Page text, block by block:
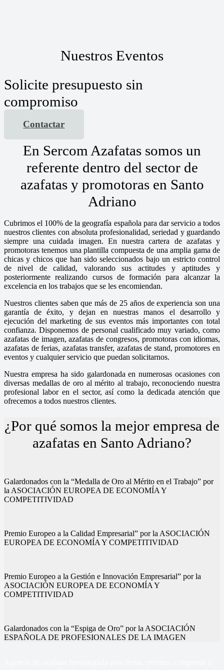
Nuestros Eventos
Solicite presupuesto sin
compromiso
Contactar
En Sercom Azafatas somos un
referente dentro del sector de
azafatas y promotoras en Santo
Adriano
Cubrimos el 100% de la geografía española para dar servicio a todos
nuestros clientes con absoluta profesionalidad, seriedad y guardando
siempre una cuidada imagen. En nuestra cartera de azafatas y
promotoras tenemos una plantilla compuesta de una amplia gama de
chicas y chicos que han sido seleccionados bajo un estricto control
de nivel de calidad, valorando sus actitudes y aptitudes y
posteriormente realizando cursos de formación para alcanzar la
excelencia en los trabajos que se les encomiendan.
Nuestros clientes saben que más de 25 años de experiencia son una
garantía de éxito, y dejan en nuestras manos el desarrollo y
ejecución del marketing de sus eventos más importantes con total
confianza. Disponemos de personal cualificado muy variado, como
azafatas de imagen, azafatas de congresos, promotoras con idiomas,
azafatas de ferias, azafatas transfer, azafatas de stand, promotores en
eventos y cualquier servicio que puedan solicitarnos.
Nuestra empresa ha sido galardonada en numerosas ocasiones con
diversas medallas de oro al mérito al trabajo, reconociendo nuestra
profesional labor en el sector, así como la dedicada atención que
ofrecemos a todos nuestros clientes.
¿Por qué somos la mejor empresa de
azafatas en Santo Adriano?
Galardonados con la “Medalla de Oro al Mérito en el Trabajo” por
la ASOCIACIÓN EUROPEA DE ECONOMÍA Y
COMPETITIVIDAD
Premio Europeo a la Calidad Empresarial” por la ASOCIACIÓN
EUROPEA DE ECONOMÍA Y COMPETITIVIDAD
Premio Europeo a la Gestión e Innovación Empresarial” por la
ASOCIACIÓN EUROPEA DE ECONOMÍA Y
COMPETITIVIDAD
Galardonados con la “Espiga de Oro” por la ASOCIACIÓN
ESPAÑOLA DE PROFESIONALES DE LA IMAGEN